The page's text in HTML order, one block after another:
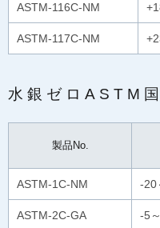
ASTM-116C-NM
ASTM-117C-NM
水銀ゼロASTM
製品No.
ASTM-1C-NM -20
ASTM-2C-GA -5